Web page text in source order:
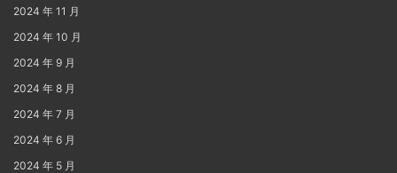
2024 年 11 月
2024 年 10 月
2024 年 9 月
2024 年 8 月
2024 年 7 月
2024 年 6 月
2024 年 5 月